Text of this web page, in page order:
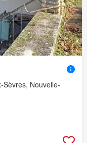
Sèvres, Nouvelle-